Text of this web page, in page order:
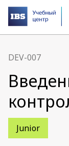
DEV-007
Junior